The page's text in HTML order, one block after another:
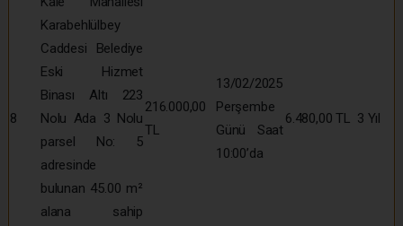
8
Karabehlülbey
Caddesi Belediye
Eski Hizmet
Binası Altı 223
Nolu Ada 3 Nolu
parsel No: 5
adresinde
bulunan 45.00 m²
alana sahip
216.000,00
TL
13/02/2025
Perşembe
Günü Saat
10:00’da
6.480,00 TL 3 Yıl